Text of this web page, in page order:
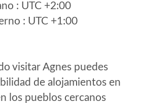
: UTC +2:00
: UTC +1:00
visitar Agnes puedes
de alojamientos en
los pueblos cercanos